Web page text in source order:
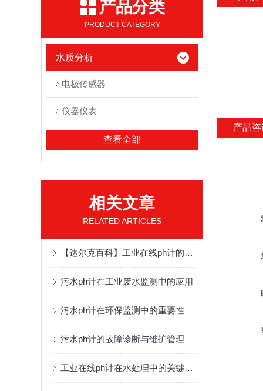
产品分类
PRODUCT CATEGORY
水质分析
电极传感器
仪器仪表
查看全部
相关文章
RELATED ARTICLES
【达尔克百科】工业在线ph计的工作原理及应用领域
污水ph计在工业废水监测中的应用
污水ph计在环保监测中的重要性
污水ph计的故障诊断与维护管理
工业在线ph计在水处理中的关键作用
产品